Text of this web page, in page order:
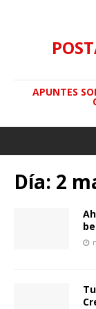
APUNTES
Día: 2